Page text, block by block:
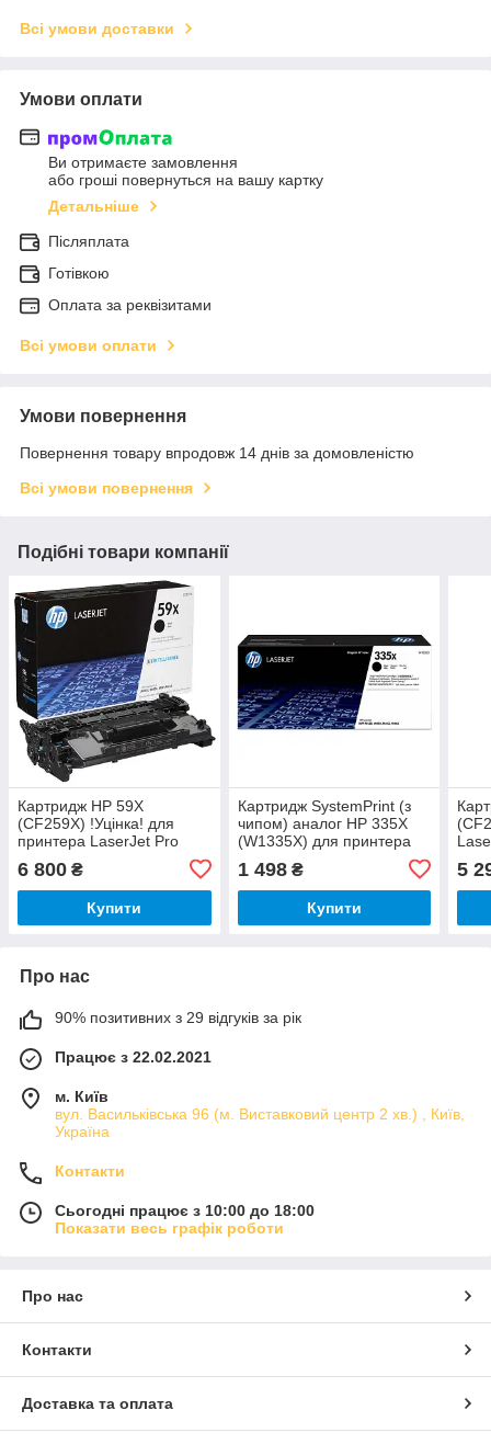
Всі умови доставки
Умови оплати
Ви отримаєте замовлення
або гроші повернуться на вашу картку
Детальніше
Післяплата
Готівкою
Оплата за реквізитами
Всі умови оплати
Умови повернення
Повернення товару впродовж 14 днів за домовленістю
Всі умови повернення
Подібні товари компанії
Картридж HP 59X
(CF259X) !Уцінка! для
принтера LaserJet Pro
M304a, M428dw, M428fdn,
M428fdw, M404dn,
M404dw, M404n, M406dn,
6 800 ₴
Купити
Картридж SystemPrint (з
чипом) аналог HP 335X
(W1335X) для принтера
LaserJet M438n, M442dn,
M443nda
1 498₴
Купити
5
Про нас
90% позитивних з 29 відгуків за рік
Працює з 22.02.2021
м. Київ
вул. Васильківська 96 (м. Виставковий центр 2 хв.) , Київ,
Україна
Контакти
Сьогодні працює з 10:00 до 18:00
Показати весь графік роботи
Про нас
Контакти
Доставка та оплата